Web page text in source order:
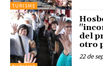
TURISME
del
otro
22 de